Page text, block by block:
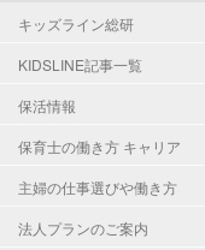
キッズライン総研
KIDSLINE記事一覧
保活情報
保育士の働き方 キャリア
主婦の仕事選びや働き方
法人プランのご案内